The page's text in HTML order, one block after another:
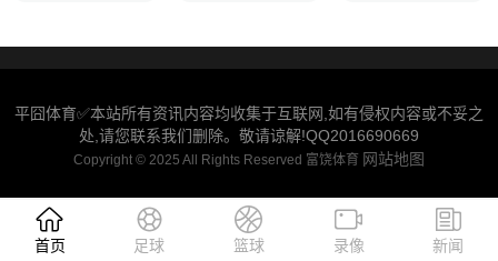
平囧体育✅本站所有资讯内容均收集于互联网,如有侵权内容或不妥之
处,请您联系我们删除。敬请谅解!QQ2016690669
Copyright © 2025 All Rights Reserved 富饶体育 网站地图
首页 足球 篮球 录像 新闻